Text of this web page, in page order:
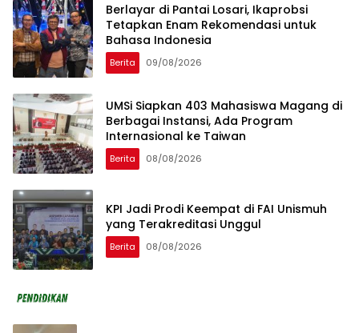
Berlayar di Pantai Losari, Ikaprobsi
Tetapkan Enam Rekomendasi untuk
Bahasa Indonesia
Berita 09/08/2026
UMSi Siapkan 403 Mahasiswa Magang di
Berbagai Instansi, Ada Program
Internasional ke Taiwan
Berita 08/08/2026
KPI Jadi Prodi Keempat di FAI Unismuh
yang Terakreditasi Unggul
Berita 08/08/2026